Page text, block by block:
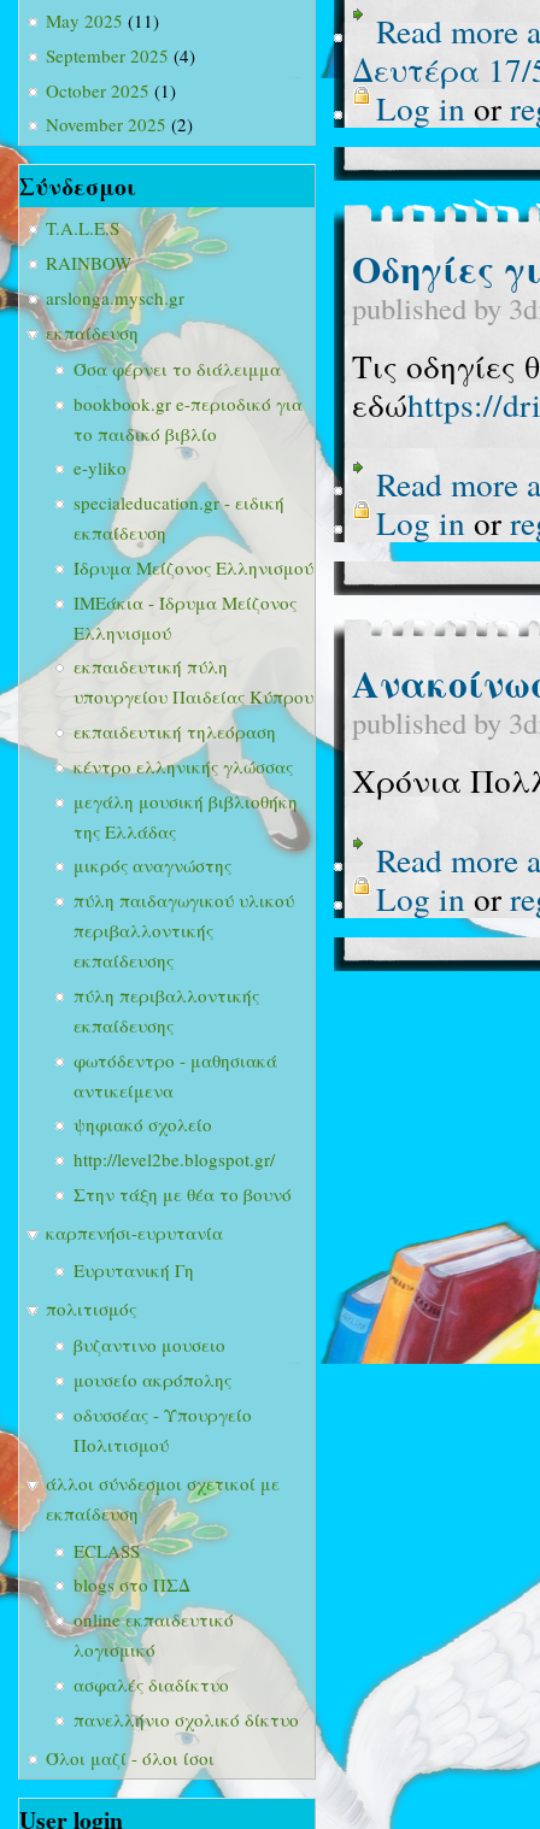
May 2025 (11)
September 2025 (4)
October 2025 (1)
November 2025 (2)
Σύνδεσμοι
T.A.L.E.S
RAINBOW
arslonga.mysch.gr
εκπαίδευση
Όσα φέρνει το διάλειμμα
bookbook.gr e-περιοδικό για
το παιδικό βιβλίο
e-yliko
specialeducation.gr - ειδική
εκπαίδευση
Ίδρυμα Μείζονος Ελληνισμού
ΙΜΕάκια - Ίδρυμα Μείζονος
Ελληνισμού
εκπαιδευτική πύλη
υπουργείου Παιδείας Κύπρου
εκπαιδευτική τηλεόραση
κέντρο ελληνικής γλώσσας
μεγάλη μουσική βιβλιοθήκη
της Ελλάδας
μικρός αναγνώστης
πύλη παιδαγωγικού υλικού
περιβαλλοντικής
εκπαίδευσης
πύλη περιβαλλοντικής
εκπαίδευσης
φωτόδεντρο - μαθησιακά
αντικείμενα
ψηφιακό σχολείο
http://level2be.blogspot.gr/
Στην τάξη με θέα το βουνό
καρπενήσι-ευρυτανία
Ευρυτανική Γη
πολιτισμός
βυζαντινο μουσειο
μουσείο ακρόπολης
οδυσσέας - Υπουργείο
Πολιτισμού
άλλοι σύνδεσμοι σχετικοί με
εκπαίδευση
ECLASS
blogs στο ΠΣΔ
online εκπαιδευτικό
λογισμικό
ασφαλές διαδίκτυο
πανελλήνιο σχολικό δίκτυο
Όλοι μαζί - όλοι ίσοι
User login
Read more
Δευτέρα 17/
Log in or
Οδηγίες
published by
Τις οδηγίες
εδώhttps://
Read more
Log in or
published by
Χρόνια
Read more
Log in or